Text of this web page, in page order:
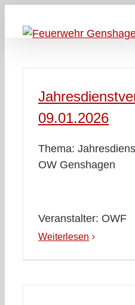
Inhalt
09.01.2026
Thema:
OW Genshagen
Veranstalter: OWF
Weiterlesen